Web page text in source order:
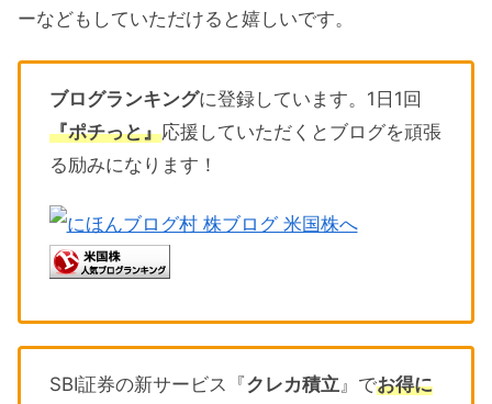
ーなどもしていただけると嬉しいです。
ブログランキングに登録しています。1日1回
『ポチっと』応援していただくとブログを頑張
る励みになります！
SBI証券の新サービス『クレカ積立』でお得に